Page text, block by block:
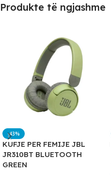
Produkte të ngjashme
-43%
KUFJE PER FEMIJE JBL
JR310BT BLUETOOTH
GREEN